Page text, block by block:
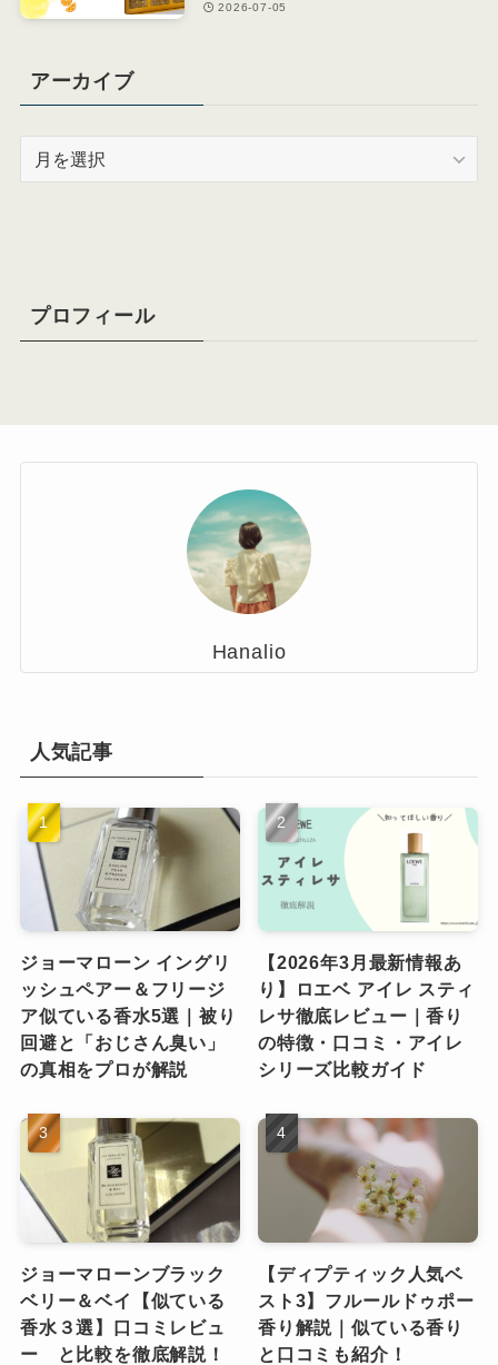
2026-07-05
アーカイブ
プロフィール
Hanalio
人気記事
ジョーマローン イングリ
ッシュペアー＆フリージ
ア似ている香水5選｜被り
回避と「おじさん臭い」
の真相をプロが解説
【2026年3月最新情報あ
り】ロエベ アイレ スティ
レサ徹底レビュー｜香り
の特徴・口コミ・アイレ
シリーズ比較ガイド
ジョーマローンブラック
ベリー＆ベイ【似ている
香水３選】口コミレビュ
ー と比較を徹底解説！
【ディプティック人気ベ
スト3】フルールドゥポー
香り解説｜似ている香り
と口コミも紹介！